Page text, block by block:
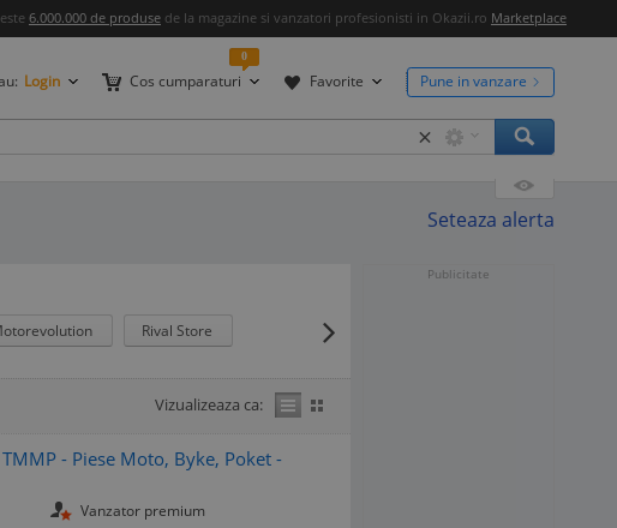
6.000.000 de produse de la magazine si vanzatori profesionisti in Okazii.ro Marketplace
Login Cos cumparaturi
0
Favorite Pune in vanzare
×
Seteaza alerta
Rival Store
Vizualizeaza ca:
- Piese Moto, Byke, Poket -
Vanzator premium
Publicitate